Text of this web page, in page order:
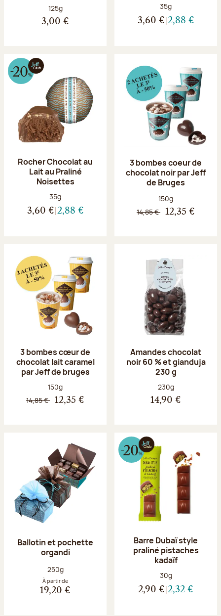
Poids net :
125g
3,00 €
Poids net :
35g
3,60 € 2,88 €
Rocher Chocolat au
Lait au Praliné
Noisettes
Poids net :
35g
3,60 € 2,88 €
3 bombes coeur de
chocolat noir par Jeff
de Bruges
Poids net :
150g
14,85 € 12,35 €
3 bombes cœur de
chocolat lait caramel
par Jeff de bruges
Poids net :
150g
14,85 € 12,35 €
Amandes chocolat
noir 60 % et gianduja
230 g
Poids net :
230g
14,90 €
Ballotin et pochette
organdi
Poids net :
250g
À partir de
19,20 €
Barre Dubaï style
praliné pistaches
kadaïf
Poids net :
30g
2,90 € 2,32 €